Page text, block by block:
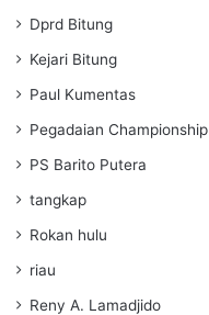
Dprd Bitung
Kejari Bitung
Paul Kumentas
Pegadaian Championship
PS Barito Putera
tangkap
Rokan hulu
riau
Reny A. Lamadjido